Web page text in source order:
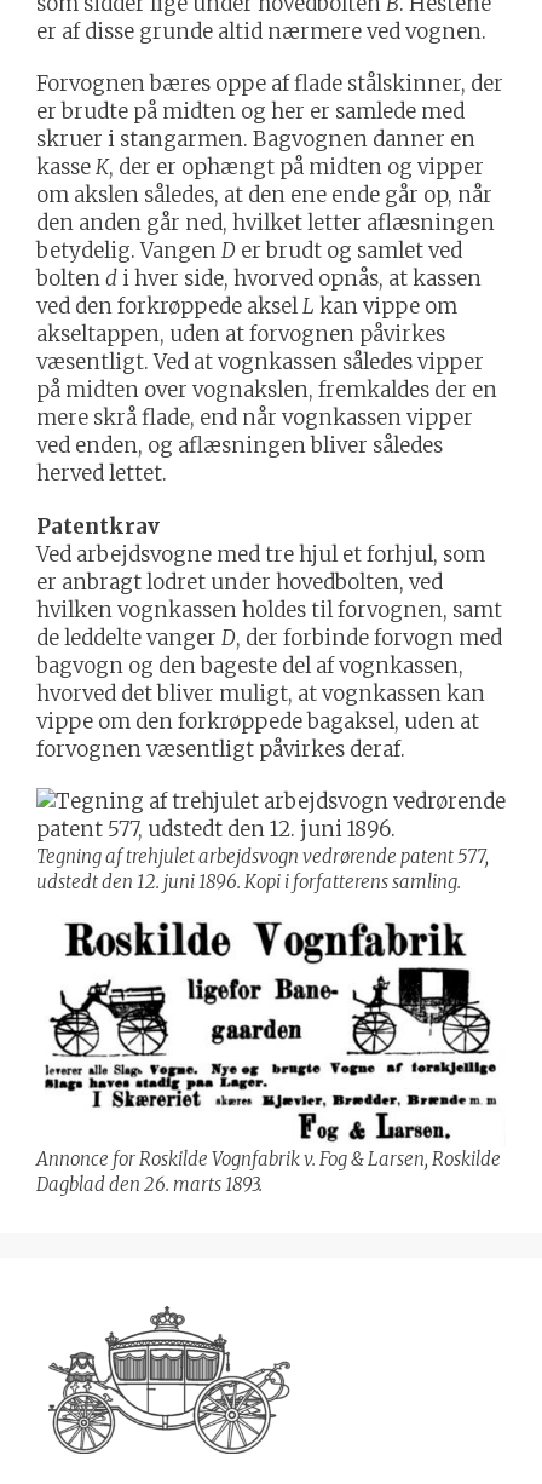
er af disse grunde altid nærmere ved vognen.
Forvognen bæres oppe af flade stålskinner, der
er brudte på midten og her er samlede med
skruer i stangarmen. Bagvognen danner en
kasseK, der er ophængt på midten og vipper
om akslen således, at den ene ende går op, når
den anden går ned, hvilket letter aflæsningen
betydelig. VangenD er brudt og samlet ved
boltend i hver side, hvorved opnås, at kassen
ved den forkrøppede akselL kan vippe om
akseltappen, uden at forvognen påvirkes
væsentligt. Ved at vognkassen således vipper
på midten over vognakslen, fremkaldes der en
mere skrå flade, end når vognkassen vipper
ved enden, og aflæsningen bliver således
herved lettet.
Patentkrav
Ved arbejdsvogne med tre hjul et forhjul, som
er anbragt lodret under hovedbolten, ved
hvilken vognkassen holdes til forvognen, samt
de leddelte vanger D, der forbinde forvogn med
bagvogn og den bageste del af vognkassen,
hvorved det bliver muligt, at vognkassen kan
vippe om den forkrøppede bagaksel, uden at
forvognen væsentligt påvirkes deraf.
Tegning af trehjulet arbejdsvogn vedrørende patent 577,
udstedt den 12. juni 1896. Kopi i forfatterens samling.
Annonce for Roskilde Vognfabrik v. Fog & Larsen, Roskilde
Dagblad den 26. marts 1893.